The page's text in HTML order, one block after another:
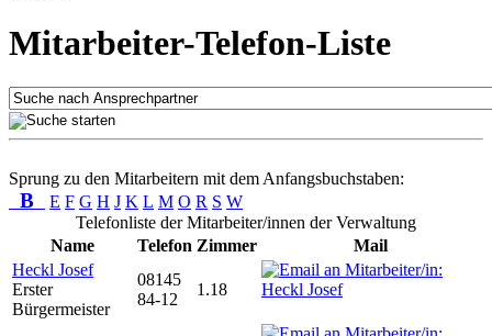
Mitarbeiter-Telefon-Liste
Sprung zu den Mitarbeitern mit dem Anfangsbuchstaben:
B E F G H J K L M O R S W
Telefonliste der Mitarbeiter/innen der Verwaltung
Name
Telefon Zimmer
Mail
Heckl Josef
Erster
Bürgermeister
08145
84-12
1.18